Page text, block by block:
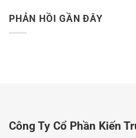
PHẢN HỒI GẦN ĐÂY
Công Ty Cổ Phần Kiến